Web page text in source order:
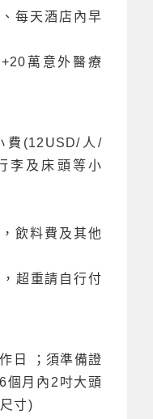
每天酒店內早
萬意外醫療
費(12USD/人/
李及床頭等小
飲料費及其他
超重請自行付
日 ；須準備證
個月內2吋大頭
寸)